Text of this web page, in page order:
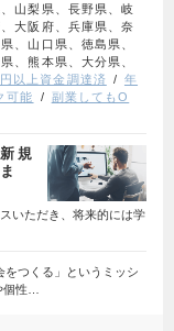
山梨県、長野県、岐
大阪府、兵庫県、奈
、山口県、徳島県、
、熊本県、大分県、
以上資金調達済
年
可能
副業してもO
規
いただき、将来的には学
をつくる」というミッシ
個性…